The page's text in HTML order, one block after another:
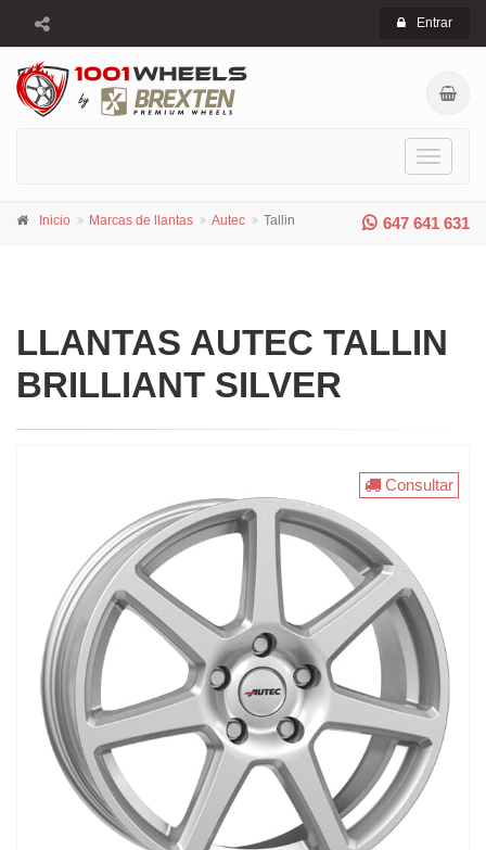
Entrar
Toggle
647 641 631
Inicio Marcas de llantas Autec Tallin
LLANTAS AUTEC TALLIN
BRILLIANT SILVER
Consultar